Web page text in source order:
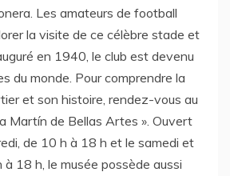
Les amateurs de football
la visite de ce célèbre stade et
en 1940, le club est devenu
du monde. Pour comprendre la
et son histoire, rendez-vous au
Martín de Bellas Artes ». Ouvert
de 10 h à 18 h et le samedi et
18 h, le musée possède aussi